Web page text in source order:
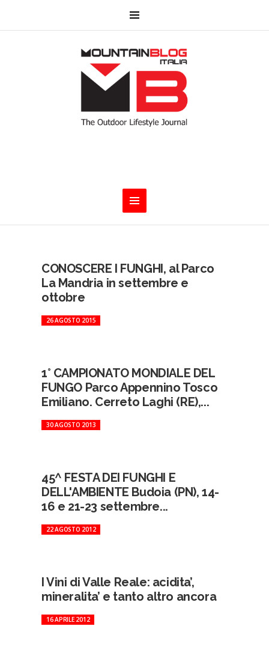
CONOSCERE I FUNGHI, al Parco
La Mandria in settembre e
ottobre
26 AGOSTO 2015
1° CAMPIONATO MONDIALE DEL
FUNGO Parco Appennino Tosco
Emiliano. Cerreto Laghi (RE),...
30 AGOSTO 2013
45^ FESTA DEI FUNGHI E
DELL'AMBIENTE Budoia (PN), 14-
16 e 21-23 settembre...
22 AGOSTO 2012
I Vini di Valle Reale: acidita’,
mineralita’ e tanto altro ancora
16 APRILE 2012